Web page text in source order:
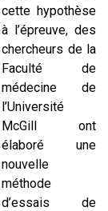
cette hypothèse
à l’épreuve, des
chercheurs de la
Faculté de
médecine de
l’Université
McGill ont
élaboré une
nouvelle
méthode
d’essais de